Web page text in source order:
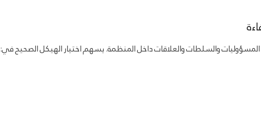
والسلطات والعلاقات داخل المنظمة. يسهم اختيار الهيكل الصحيح في: